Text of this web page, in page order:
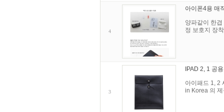
4
아이폰4용 매
양파같이 한
정 보호지 장
3
IPAD 2, 1 공
아이패드 1, 2
in Korea 의